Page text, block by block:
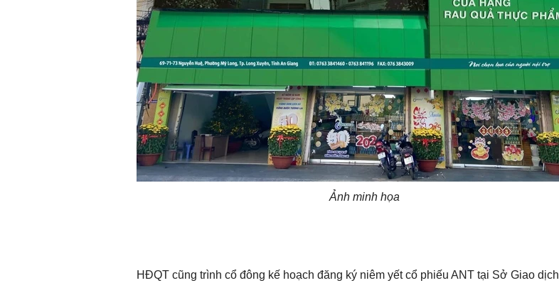
Ảnh minh họa
HĐQT cũng trình cổ đông kế hoạch đăng ký niêm yết cổ phiếu ANT tại Sở Giao dịch